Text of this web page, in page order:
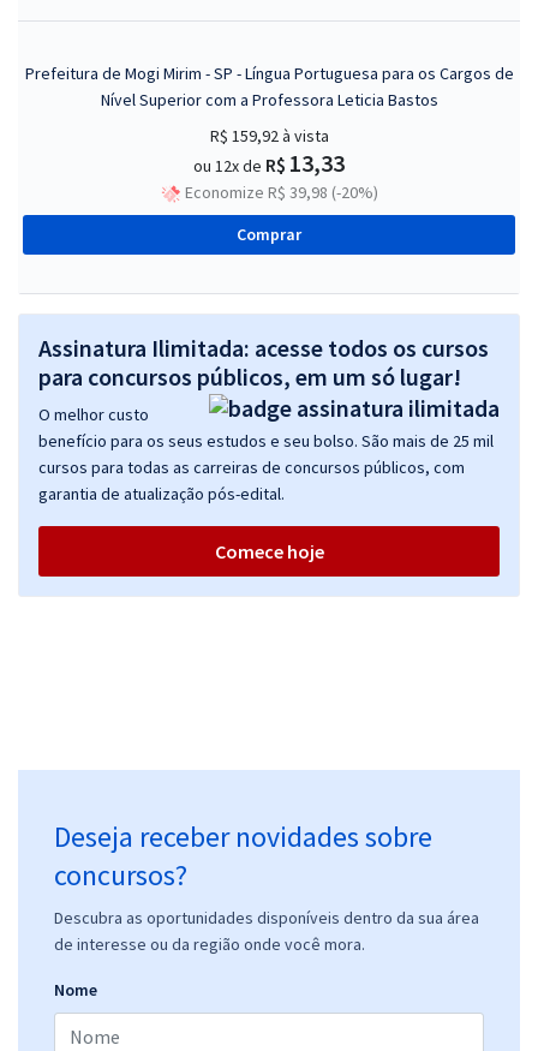
Prefeitura de Mogi Mirim - SP - Língua Portuguesa para os Cargos de
Nível Superior com a Professora Leticia Bastos
R$ 159,92à vista
ou 12x de R$ 13,33
Economize R$ 39,98 (-20%)
Comprar
Assinatura Ilimitada: acesse todos os cursos
para concursos públicos, em um só lugar!
O melhor custo
benefício para os seus estudos e seu bolso. São mais de 25 mil
cursos para todas as carreiras de concursos públicos, com
garantia de atualização pós-edital.
Comece hoje
Deseja receber novidades sobre
concursos?
Descubra as oportunidades disponíveis dentro da sua área
de interesse ou da região onde você mora.
Nome